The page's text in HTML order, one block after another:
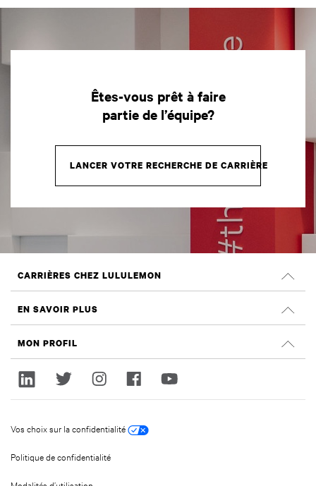
Êtes-vous prêt à faire
partie de l’équipe?
LANCER VOTRE RECHERCHE DE CARRIÈRE
CARRIÈRES CHEZ LULULEMON
Rechercher des emplois
EN SAVOIR PLUS
Durabilité et effet social
lululemon.com
MON PROFIL
Ouvrir une session
Vos choix sur la confidentialité
Politique de confidentialité